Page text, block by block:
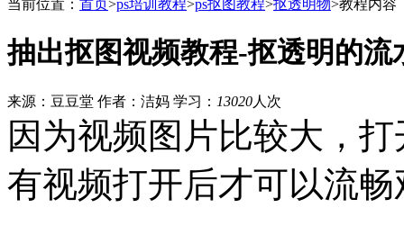
当前位置： 首页>ps培训教程>ps抠图教程>抠透明物>教程内容
抽出抠图视频教程-抠透明的流
来源：豆豆堂 作者：洁妈 学习： 13020人次
因为视频图片比较大，
有视频打开后才可以流畅